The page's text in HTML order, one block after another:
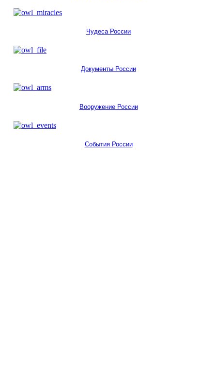
Чудеса России
Документы России
Вооружение России
События России